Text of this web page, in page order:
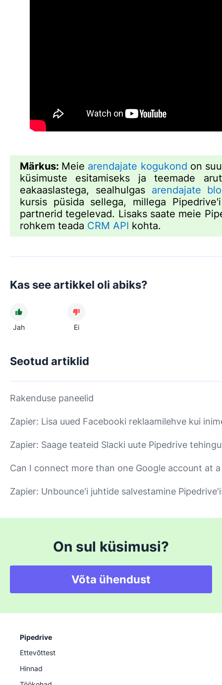
Märkus: Meie arendajate kogukond on
küsimuste esitamiseks ja teemade
eakaaslastega, sealhulgas arendajate
kursis püsida sellega, millega
partnerid tegelevad. Lisaks saate meie
rohkem teada CRM API kohta.
Kas see artikkel oli abiks?
Jah Ei
Seotud artiklid
Rakenduse paneelid
Zapier: Lisa uued Facebooki reklaamilehve kui
Zapier: Saage teateid Slacki uute Pipedrive
Can I connect more than one Google account at
Zapier: Unbounce'i juhtide salvestamine
On sul küsimusi?
Võta ühendust
Pipedrive
Ettevõttest
Hinnad